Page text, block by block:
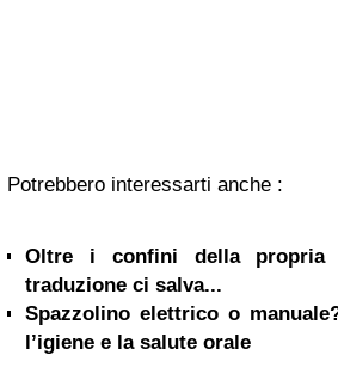
Potrebbero interessarti anche :
Oltre i confini della propria
traduzione ci salva...
Spazzolino elettrico o
l’igiene e la salute orale